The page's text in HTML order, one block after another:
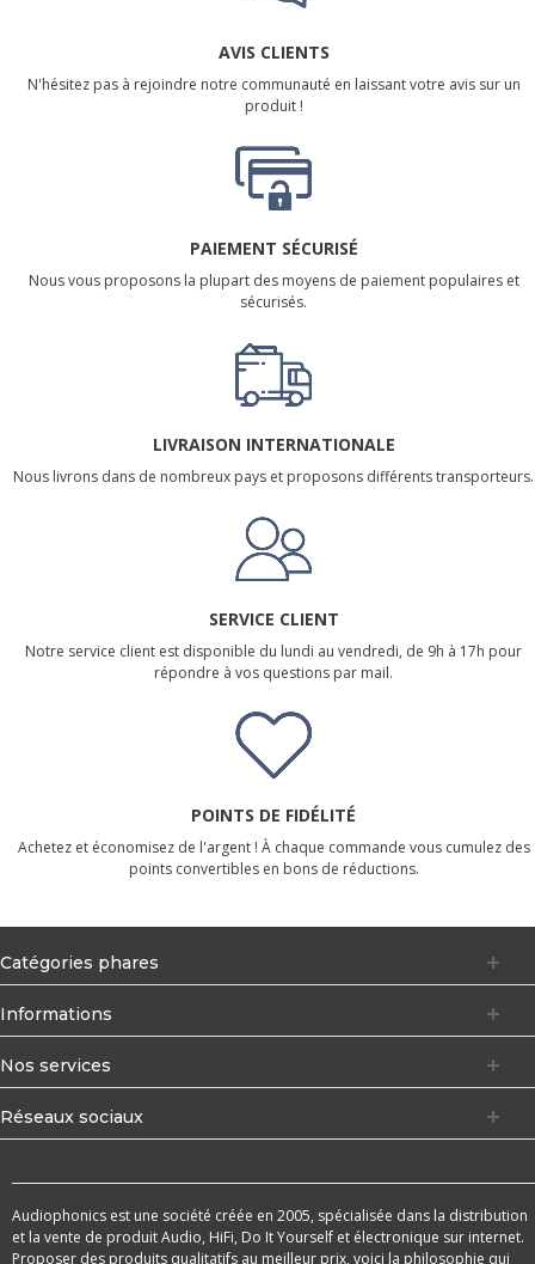
AVIS CLIENTS
N'hésitez pas à rejoindre notre communauté en laissant votre avis sur un
produit !
PAIEMENT SÉCURISÉ
Nous vous proposons la plupart des moyens de paiement populaires et
sécurisés.
LIVRAISON INTERNATIONALE
Nous livrons dans de nombreux pays et proposons différents transporteurs.
SERVICE CLIENT
Notre service client est disponible du lundi au vendredi, de 9h à 17h pour
répondre à vos questions par mail.
POINTS DE FIDÉLITÉ
Achetez et économisez de l'argent ! À chaque commande vous cumulez des
points convertibles en bons de réductions.
Catégories phares
Informations
Nos services
Réseaux sociaux
Audiophonics est une société créée en 2005, spécialisée dans la distribution
et la vente de produit Audio, HiFi, Do It Yourself et électronique sur internet.
Proposer des produits qualitatifs au meilleur prix, voici la philosophie qui